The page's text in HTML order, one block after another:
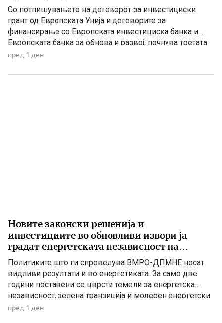
Со потпишувањето на договорот за инвестициски
грант од Европската Унија и договорите за
финансирање со Европската инвестициска банка и
Европската банка за обнова и развој, почнува третата
фаза од финансирањето на железничката делница
8. На потпишувањето во Владата присуствуваа
пред 1 ден
Новите законски решенија и
инвестициите во обновливи извори ја
градат енергетската независност на
Македонија
Политиките што ги спроведува ВМРО-ДПМНЕ носат
видливи резултати и во енергетиката. За само две
години поставени се цврсти темели за енергетска
независност, зелена транзиција и модерен енергетски
систем кој ќе обезбеди сигурност, нови инвестиции и
пред 1 ден